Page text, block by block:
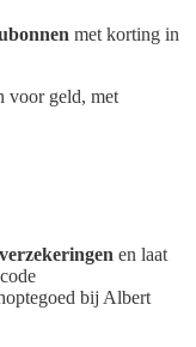
met korting in
voor geld, met
en laat
bij Albert